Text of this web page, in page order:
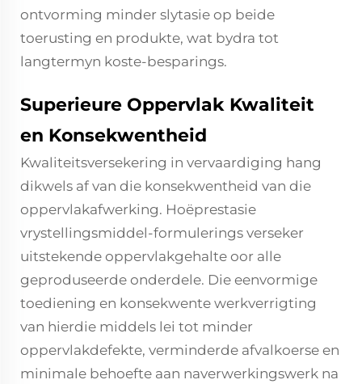
ontvorming minder slytasie op beide
toerusting en produkte, wat bydra tot
langtermyn koste-besparings.
Superieure Oppervlak Kwaliteit
en Konsekwentheid
Kwaliteitsversekering in vervaardiging hang
dikwels af van die konsekwentheid van die
oppervlakafwerking. Hoëprestasie
vrystellingsmiddel-formulerings verseker
uitstekende oppervlakgehalte oor alle
geproduseerde onderdele. Die eenvormige
toediening en konsekwente werkverrigting
van hierdie middels lei tot minder
oppervlakdefekte, verminderde afvalkoerse en
minimale behoefte aan naverwerkingswerk na